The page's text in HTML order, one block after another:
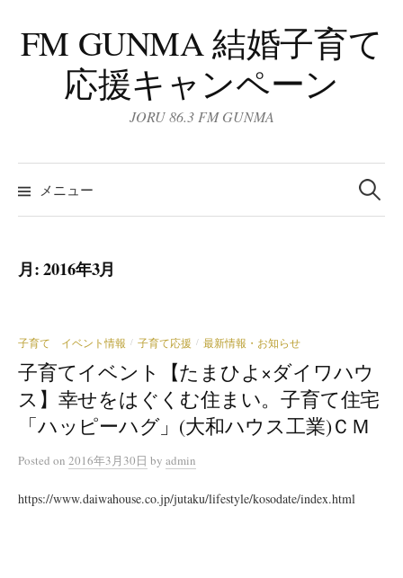
ン
テ
FM GUNMA 結婚子育て
応援キャンペーン
JORU 86.3 FM GUNMA
メニュー
検
索:
月:2016年3月
子育て イベント情報 / 子育て応援 / 最新情報・お知らせ
子育てイベント
【たまひよ×ダイワハウ
ス】幸せをはぐくむ住まい。子育て住宅
「ハッピーハグ」(大和ハウス工業)ＣＭ
Posted on 2016年3月30日 by admin
https://www.daiwahouse.co.jp/jutaku/lifestyle/kosodate/index.html